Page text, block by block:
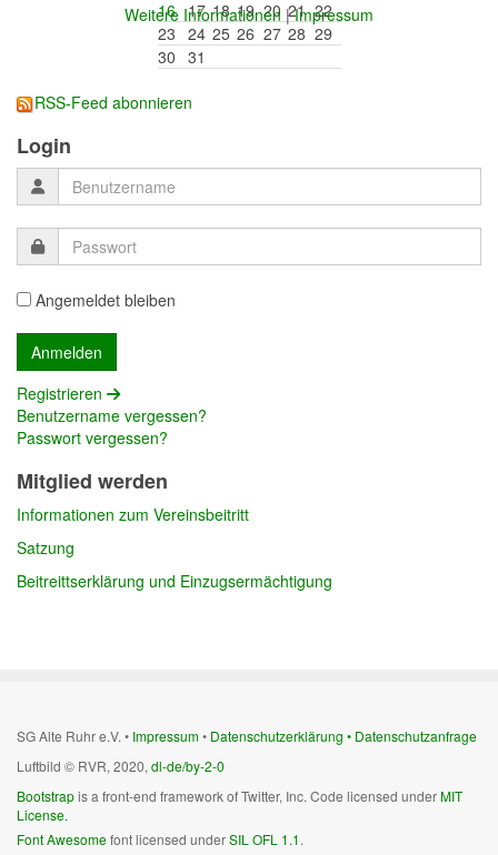
16
17 18 19 20 21 22
23 24 25 26 27 28 29
30 31
RSS-Feed abonnieren
Login
Angemeldet bleiben
Registrieren
Benutzername vergessen?
Passwort vergessen?
Mitglied werden
Informationen zum Vereinsbeitritt
Satzung
Beitreittserklärung und Einzugsermächtigung
SG Alte Ruhr e.V. • Impressum• Datenschutzerklärung • Datenschutzanfrage
Luftbild © RVR, 2020, dl-de/by-2-0
Bootstrapis a front-end framework of Twitter, Inc. Code licensed underMIT
License.
Font Awesomefont licensed underSIL OFL 1.1.
Weitere Informationen |Impressum